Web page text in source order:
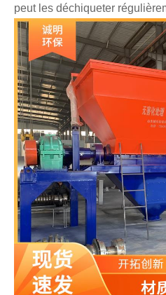
peut les déchiqueter